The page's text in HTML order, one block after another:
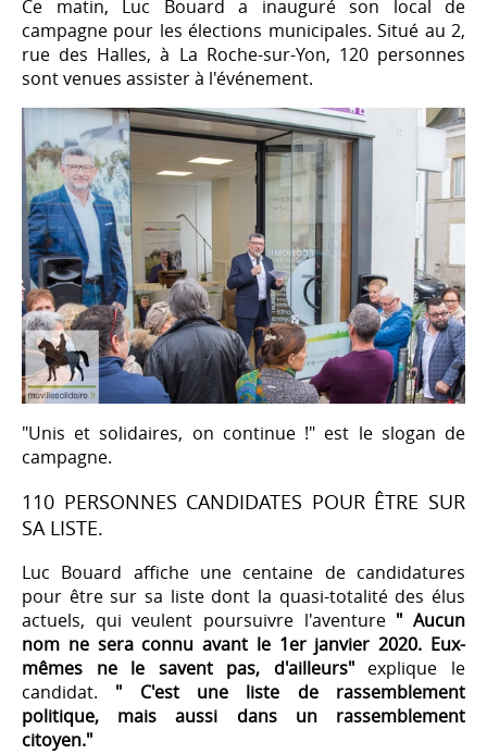
Ce matin, Luc Bouard a inauguré son local de
campagne pour les élections municipales. Situé au 2,
rue des Halles, à La Roche-sur-Yon, 120 personnes
sont venues assister à l'événement.
"Unis et solidaires, on continue !" est le slogan de
campagne.
110 PERSONNES CANDIDATES POUR ÊTRE SUR
SA LISTE.
Luc Bouard affiche une centaine de candidatures
pour être sur sa liste dont la quasi-totalité des élus
actuels, qui veulent poursuivre l'aventure " Aucun
nom ne sera connu avant le 1er janvier 2020. Eux-
mêmes ne le savent pas, d'ailleurs"explique le
candidat. " C'est une liste de rassemblement
politique, mais aussi dans un rassemblement
citoyen."